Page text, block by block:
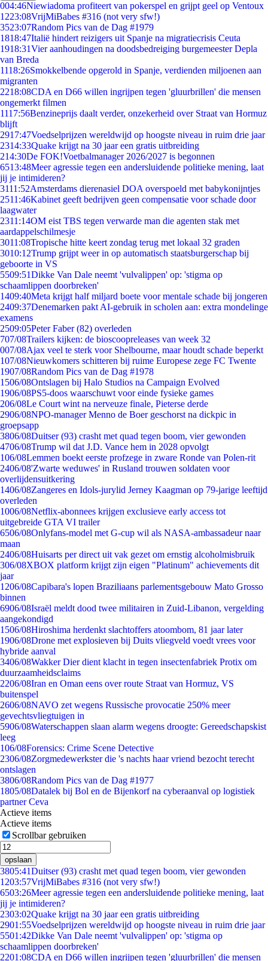
004:46Niewiadoma profiteert van pokerspel en grijpt geel op Ventoux
1223:08VrijMiBabes #316 (not very sfw!)
3523:07Random Pics van de Dag #1979
1818:47Italië hindert reizigers uit Spanje na migratiecrisis Ceuta
1918:31Vier aanhoudingen na doodsbedreiging burgemeester Depla
van Breda
1118:26Smokkelbende opgerold in Spanje, verdienden miljoenen aan
migranten
2218:08CDA en D66 willen ingrijpen tegen 'gluurbrillen' die mensen
ongemerkt filmen
1117:56Benzineprijs daalt verder, onzekerheid over Straat van Hormuz
blijft
2917:47Voedselprijzen wereldwijd op hoogste niveau in ruim drie jaar
2314:33Quake krijgt na 30 jaar een gratis uitbreiding
214:30De FOK!Voetbalmanager 2026/2027 is begonnen
6513:48Meer agressie tegen een andersluidende politieke mening, laat
jij je intimideren?
3111:52Amsterdams dierenasiel DOA overspoeld met babykonijntjes
2511:46Kabinet geeft bedrijven geen compensatie voor schade door
laagwater
2311:14OM eist TBS tegen verwarde man die agenten stak met
aardappelschilmesje
3011:08Tropische hitte keert zondag terug met lokaal 32 graden
3010:12Trump grijpt weer in op automatisch staatsburgerschap bij
geboorte in VS
5509:51Dikke Van Dale neemt 'vulvalippen' op: 'stigma op
schaamlippen doorbreken'
1409:40Meta krijgt half miljard boete voor mentale schade bij jongeren
2409:37Denemarken pakt AI-gebruik in scholen aan: extra mondelinge
examens
2509:05Peter Faber (82) overleden
707/08Trailers kijken: de bioscoopreleases van week 32
007/08Ajax veel te sterk voor Shelbourne, maar houdt schade beperkt
107/08Nieuwkomers schitteren bij ruime Europese zege FC Twente
1907/08Random Pics van de Dag #1978
1506/08Ontslagen bij Halo Studios na Campaign Evolved
1906/08PS5-doos waarschuwt voor einde fysieke games
206/08Le Court wint na nerveuze finale, Pieterse derde
2906/08NPO-manager Menno de Boer geschorst na dickpic in
groepsapp
3806/08Duitser (93) crasht met quad tegen boom, vier gewonden
4706/08Trump wil dat J.D. Vance hem in 2028 opvolgt
106/08Lemmen boekt eerste profzege in zware Ronde van Polen-rit
2406/08'Zwarte weduwes' in Rusland trouwen soldaten voor
overlijdensuitkering
1406/08Zangeres en Idols-jurylid Jerney Kaagman op 79-jarige leeftijd
overleden
1006/08Netflix-abonnees krijgen exclusieve early access tot
uitgebreide GTA VI trailer
6506/08Onlyfans-model met G-cup wil als NASA-ambassadeur naar
maan
2406/08Huisarts per direct uit vak gezet om ernstig alcoholmisbruik
306/08XBOX platform krijgt zijn eigen "Platinum" achievements dit
jaar
1206/08Capibara's lopen Braziliaans parlementsgebouw Mato Grosso
binnen
6906/08Israël meldt dood twee militairen in Zuid-Libanon, vergelding
aangekondigd
1506/08Hiroshima herdenkt slachtoffers atoombom, 81 jaar later
1906/08Drone met explosieven bij Duits vliegveld voedt vrees voor
hybride aanval
3406/08Wakker Dier dient klacht in tegen insectenfabriek Protix om
duurzaamheidsclaims
2206/08Iran en Oman eens over route Straat van Hormuz, VS
buitenspel
2606/08NAVO zet wegens Russische provocatie 250% meer
gevechtsvliegtuigen in
5906/08Waterschappen slaan alarm wegens droogte: Gereedschapskist
leeg
106/08Forensics: Crime Scene Detective
2306/08Zorgmedewerkster die 's nachts haar vriend bezocht terecht
ontslagen
3806/08Random Pics van de Dag #1977
1805/08Datalek bij Bol en de Bijenkorf na cyberaanval op logistiek
partner Ceva
Actieve items
Actieve items
Scrollbar gebruiken
opslaan
3805:41Duitser (93) crasht met quad tegen boom, vier gewonden
1203:57VrijMiBabes #316 (not very sfw!)
6503:26Meer agressie tegen een andersluidende politieke mening, laat
jij je intimideren?
2303:02Quake krijgt na 30 jaar een gratis uitbreiding
2901:55Voedselprijzen wereldwijd op hoogste niveau in ruim drie jaar
5501:42Dikke Van Dale neemt 'vulvalippen' op: 'stigma op
schaamlippen doorbreken'
2201:08CDA en D66 willen ingrijpen tegen 'gluurbrillen' die mensen